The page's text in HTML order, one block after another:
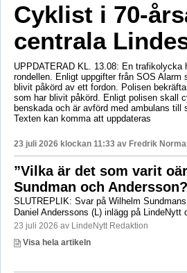
Cyklist i 70-
centrala
UPPDATERAD KL. 13.08: En trafikolycka
rondellen. Enligt uppgifter från SOS
blivit påkörd av ett fordon. Polisen
som har blivit påkörd. Enligt polisen skall
benskada och är avförd med ambulans
Texten kan komma att uppdateras
23 juli 2026 klockan 11:33 av Fredrik
”Vilka är det som varit
Sundman och
SLUTREPLIK: Svar på Wilhelm
Daniel Anderssons (L) inlägg på LindeNytt
23 juli 2026 av LindeNytt Redaktion
Visa hela artikeln